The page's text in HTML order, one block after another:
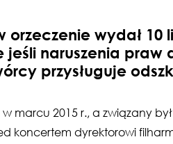
orzeczenie wydał
jeśli naruszenia praw
przysługuje
marcu 2015 r., a związany
koncertem dyrektorowi